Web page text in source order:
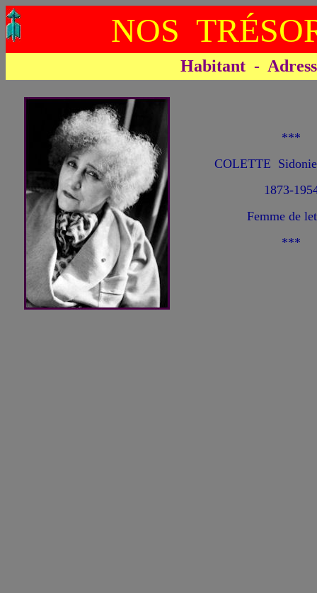
NOS
Habitant -
***
COLETTE
1873-
Femme de
***